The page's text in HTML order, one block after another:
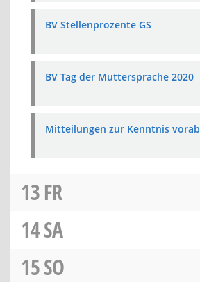
BV Stellenprozente GS
BV Tag der Muttersprache 2020
Mitteilungen zur Kenntnis vorab
13FR
14SA
15SO